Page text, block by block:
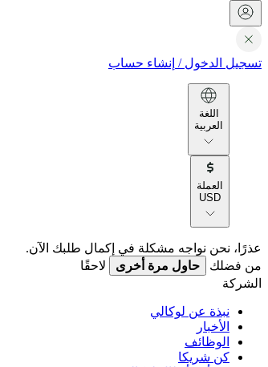
تسجيل الدخول / إنشاء حساب
اللغة
العربية
العملة
USD
عذرًا، نحن نواجه مشكلة في إكمال طلبك الآن.
من فضلك
حاول مرة أخرى
لاحقًا
الشركة
نبذة عن لوكالي
الأخبار
الوظائف
كن شريكا